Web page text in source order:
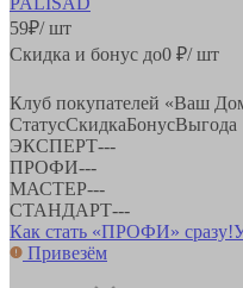
59₽/ шт
Скидка и бонус до0 ₽/ шт
Клуб покупателей «Ваш
СтатусСкидкаБонусВыгода
ЭКСПЕРТ---
ПРОФИ---
МАСТЕР---
СТАНДАРТ---
Как стать «ПРОФИ» сразу!
Привезём